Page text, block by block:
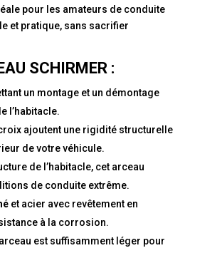
pour les amateurs de conduite
et pratique, sans sacrifier
SCHIRMER :
un montage et un démontage
l’habitacle.
ajoutent une rigidité structurelle
de votre véhicule.
de l’habitacle, cet arceau
de conduite extrême.
et acier avec revêtement en
à la corrosion.
est suffisamment léger pour